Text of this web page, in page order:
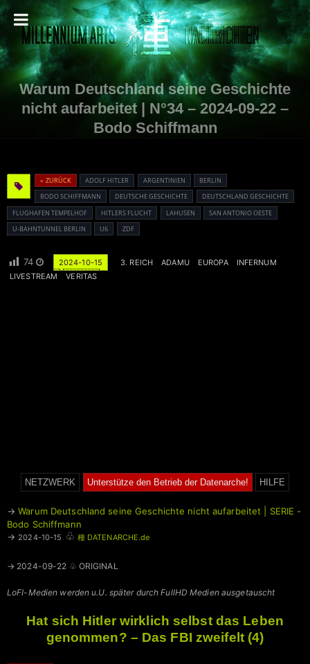
Warum Deutschland seine Geschichte
nicht aufarbeitet | N°34 – 2024-09-22 –
Bodo Schiffmann
« ZURÜCK ADOLF HITLER ARGENTINIEN
BERLIN
BODO SCHIFFMANN
DEUTSCHE GESCHICHTE
DEUTSCHLAND GESCHICHTE
FLUGHAFEN TEMPELHOF
HITLERS FLUCHT LAHUSEN
SAN ANTONIO OESTE
U-BAHNTUNNEL BERLIN
U6 ZDF
74 2024-10-15 3. REICH ADAMU EUROPA
INFERNUM
LIVESTREAM
VERITAS
NETZWERK Unterstütze den Betrieb der Datenarche! HILFE
→Warum Deutschland seine Geschichte nicht aufarbeitet | SERIE -
Bodo Schiffmann
→ 2024-10-15 ♧ 種 DATENARCHE.de
→ 2024-09-22 ♧ ORIGINAL
LoFI-Medien werden u.U. später durch FullHD Medien ausgetauscht
Hat sich Hitler wirklich selbst das Leben
genommen? – Das FBI zweifelt (4)